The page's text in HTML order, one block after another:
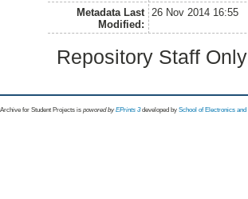
Metadata Last
Modified:
26 Nov 2014 16:55
Repository Staff
for Student Projects is powored byEPrints 3 developed by School of Electronics